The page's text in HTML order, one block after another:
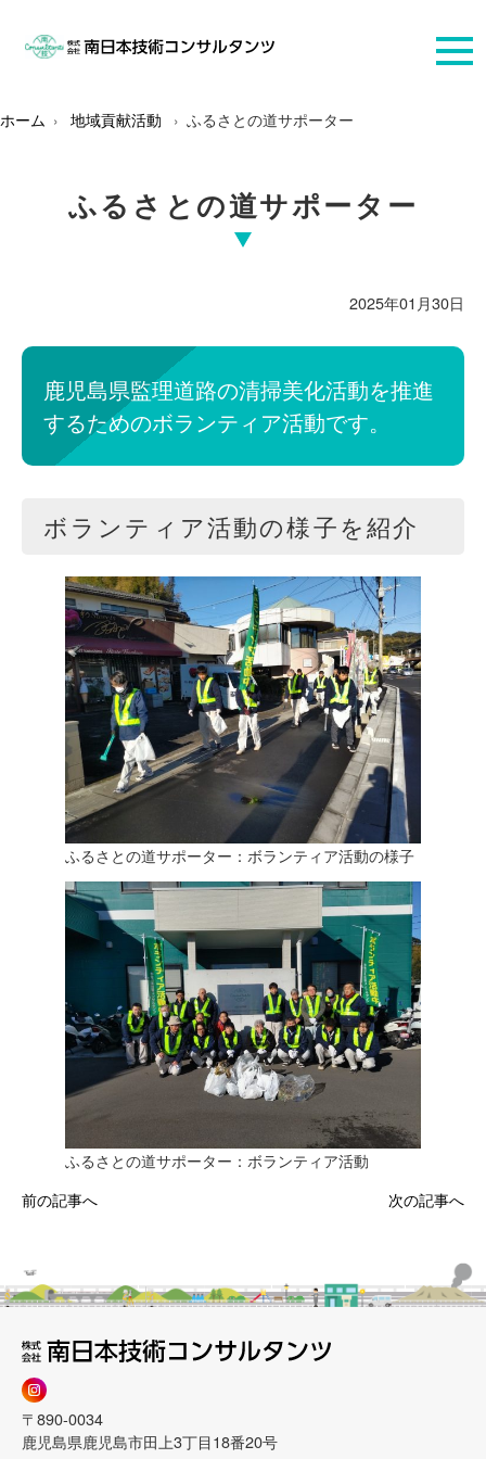
ホーム 地域貢献活動 ふるさとの道サポーター
ふるさとの道サポーター
2025年01月30日
鹿児島県監理道路の清掃美化活動を推進
するためのボランティア活動です。
ボランティア活動の様子を紹介
ふるさとの道サポーター：ボランティア活動の様子
ふるさとの道サポーター：ボランティア活動
前の記事へ
次の記事へ
〒890-0034
鹿児島県鹿児島市田上3丁目18番20号